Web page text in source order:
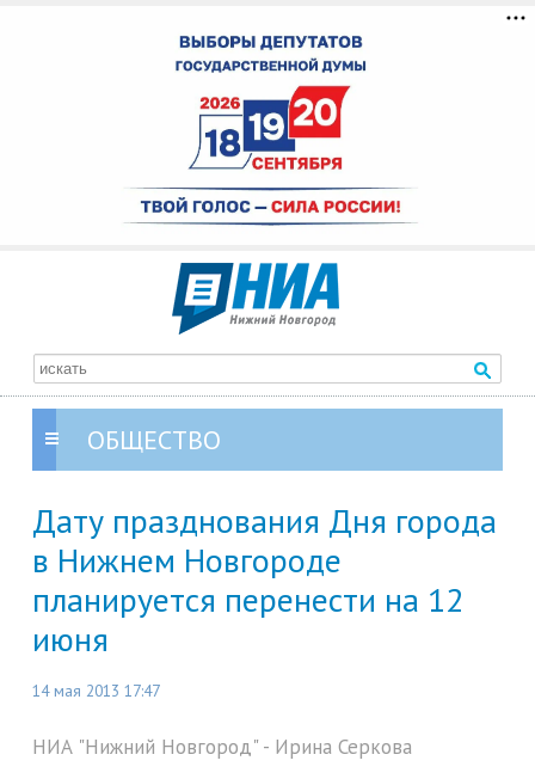
ОБЩЕСТВО
Дату празднования Дня города
в Нижнем Новгороде
планируется перенести на 12
июня
14 мая 2013 17:47
НИА "Нижний Новгород" - Ирина Серкова